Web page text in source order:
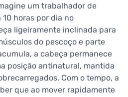
um trabalhador de
horas por dia no
ligeiramente inclinada para
do pescoço e parte
a cabeça permanece
posição antinatural, mantida
Com o tempo, a
que ao mover rapidamente